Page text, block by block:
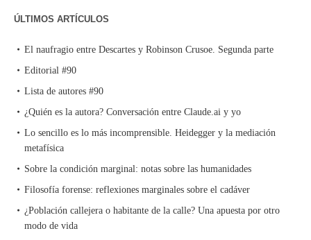
ÚLTIMOS ARTÍCULOS
El naufragio entre Descartes y Robinson Crusoe. Segunda parte
Editorial #90
Lista de autores #90
¿Quién es la autora? Conversación entre Claude.ai y yo
Lo sencillo es lo más incomprensible. Heidegger y la mediación
metafísica
Sobre la condición marginal: notas sobre las humanidades
Filosofía forense: reflexiones marginales sobre el cadáver
¿Población callejera o habitante de la calle? Una apuesta por otro
modo de vida